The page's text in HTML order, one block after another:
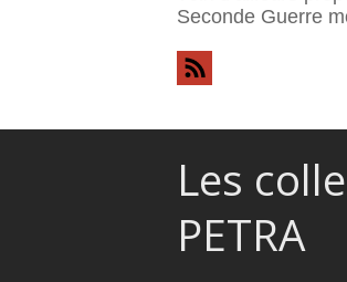
Seconde Guerre
Les
PETRA